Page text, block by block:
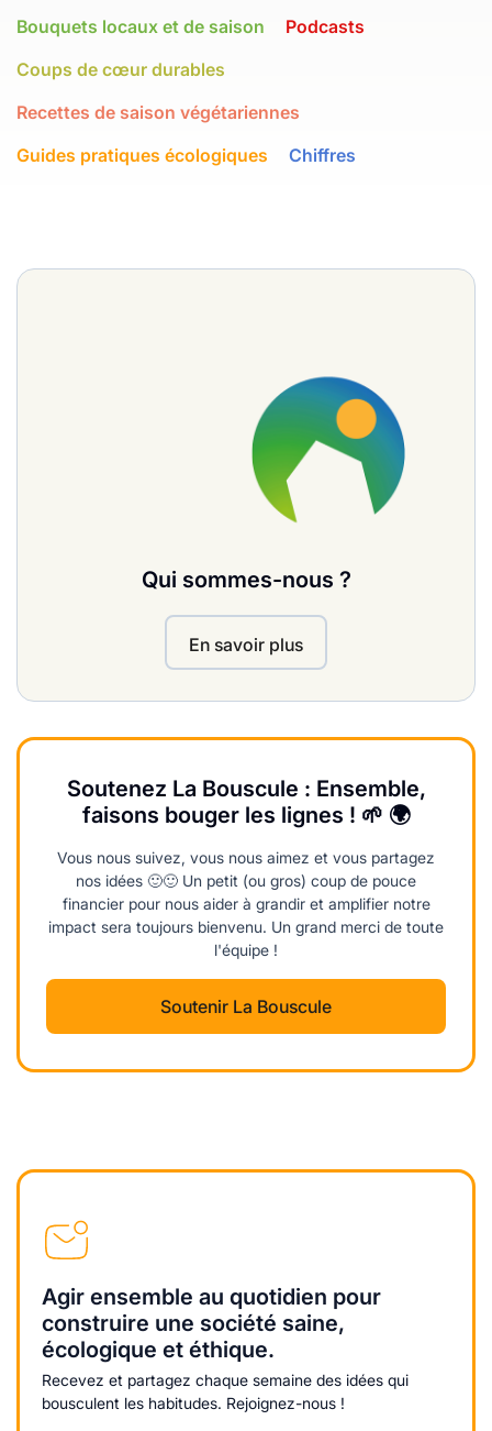
Bouquets locaux et de saison
Podcasts
Coups de cœur durables
Recettes de saison végétariennes
Guides pratiques écologiques
Chiffres
Qui sommes-nous ?
En savoir plus
Soutenez La Bouscule : Ensemble,
faisons bouger les lignes ! 🌱 🌍
Vous nous suivez, vous nous aimez et vous partagez
nos idées 🙂🙂 Un petit (ou gros) coup de pouce
financier pour nous aider à grandir et amplifier notre
impact sera toujours bienvenu. Un grand merci de toute
l'équipe !
Soutenir La Bouscule
Agir ensemble au quotidien pour
construire une société saine,
écologique et éthique.
Recevez et partagez chaque semaine des idées qui
bousculent les habitudes. Rejoignez-nous !